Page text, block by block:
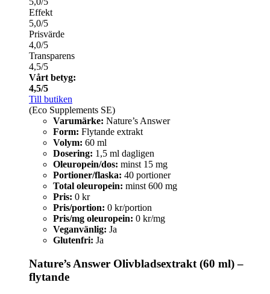
Effekt
5,0/5
Prisvärde
4,0/5
Transparens
4,5/5
Vårt betyg:
4,5/5
Till butiken
(Eco Supplements SE)
Varumärke: Nature’s Answer
Form: Flytande extrakt
Volym: 60 ml
Dosering: 1,5 ml dagligen
Oleuropein/dos: minst 15 mg
Portioner/flaska: 40 portioner
Total oleuropein: minst 600 mg
Pris: 0 kr
Pris/portion: 0 kr/portion
Pris/mg oleuropein: 0 kr/mg
Veganvänlig: Ja
Glutenfri: Ja
Nature’s Answer Olivbladsextrakt (60 ml) –
flytande